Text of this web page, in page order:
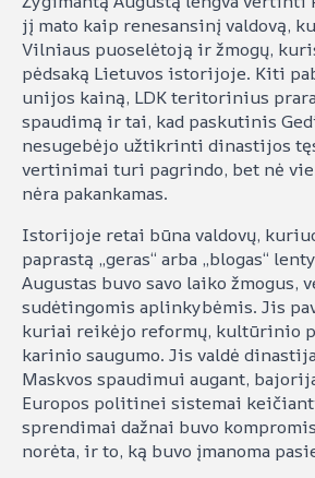
jį mato kaip renesansinį valdovą,
Vilniaus puoselėtoją ir žmogų,
pėdsaką Lietuvos istorijoje. Kiti
unijos kainą, LDK teritorinius
spaudimą ir tai, kad paskutinis
nesugebėjo užtikrinti dinastijos
vertinimai turi pagrindo, bet nė
nėra pakankamas.
Istorijoje retai būna valdovų,
paprastą „geras“ arba „blogas“
Augustas buvo savo laiko žmogus,
sudėtingomis aplinkybėmis. Jis
kuriai reikėjo reformų, kultūrinio
karinio saugumo. Jis valdė
Maskvos spaudimui augant,
Europos politinei sistemai
sprendimai dažnai buvo
norėta, ir to, ką buvo įmanoma